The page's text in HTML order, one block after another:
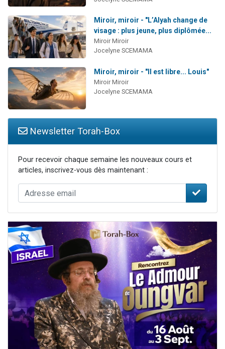
Miroir, miroir - "L’Alyah change de
visage : plus jeune, plus diplômée...
Miroir Miroir
Jocelyne SCEMAMA
Miroir, miroir - "Il est libre... Louis"
Miroir Miroir
Jocelyne SCEMAMA
Newsletter Torah-Box
Pour recevoir chaque semaine les nouveaux cours et
articles, inscrivez-vous dès maintenant :